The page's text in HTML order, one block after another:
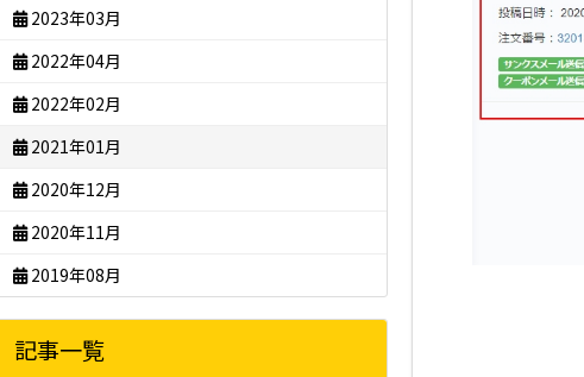
2023年03月
2022年04月
2022年02月
2021年01月
2020年12月
2020年11月
2019年08月
記事一覧